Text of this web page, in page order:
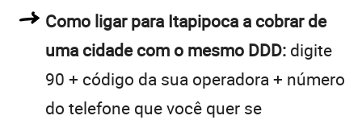
Como ligar para Itapipoca a cobrar de
uma cidade com o mesmo DDD: digite
90 + código da sua operadora + número
do telefone que você quer se